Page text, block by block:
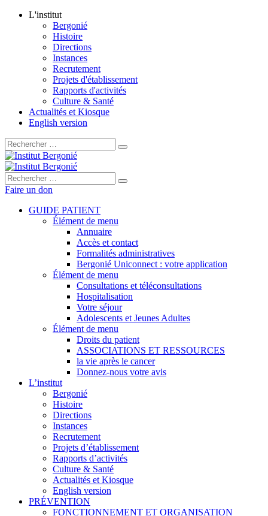
L'institut
Bergonié
Histoire
Directions
Instances
Recrutement
Projets d'établissement
Rapports d'activités
Culture & Santé
Actualités et Kiosque
English version
Rechercher :
Rechercher :
Faire un don
GUIDE PATIENT
Élément de menu
Annuaire
Accès et contact
Formalités administratives
Bergonié Uniconnect : votre application
Élément de menu
Consultations et téléconsultations
Hospitalisation
Votre séjour
Adolescents et Jeunes Adultes
Élément de menu
Droits du patient
ASSOCIATIONS ET RESSOURCES
la vie après le cancer
Donnez-nous votre avis
L’institut
Bergonié
Histoire
Directions
Instances
Recrutement
Projets d’établissement
Rapports d’activités
Culture & Santé
Actualités et Kiosque
English version
PRÉVENTION
FONCTIONNEMENT ET ORGANISATION